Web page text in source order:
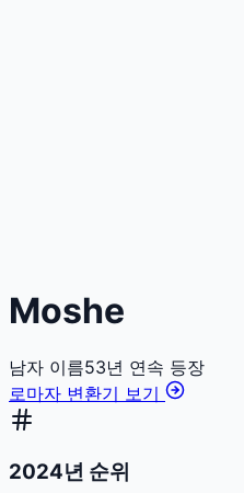
Moshe
남자 이름53년 연속 등장
로마자 변환기 보기
2024년 순위